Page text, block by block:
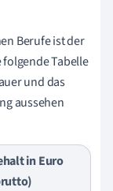
Berufe ist der
Tabelle
und das
aussehen
in Euro